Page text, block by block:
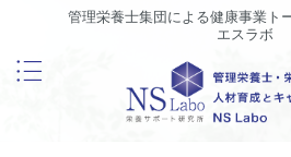
管理栄養士集団による健康事業ト
エスラボ